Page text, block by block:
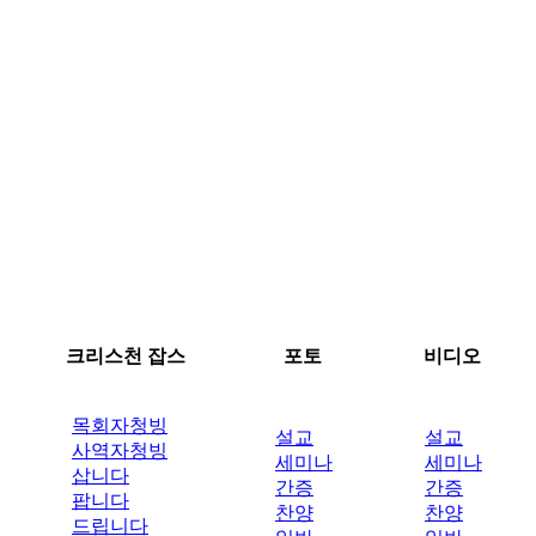
크리스천 잡스 포토 비디오
목회자청빙
사역자청빙
삽니다
팝니다
드립니다
설교
세미나
간증
찬양
설교
세미나
간증
찬양